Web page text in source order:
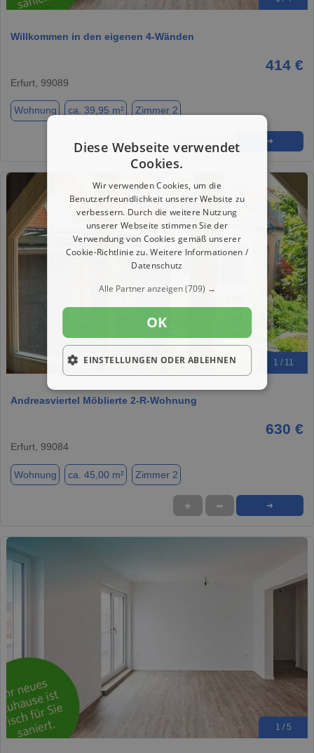
Willkommen in den eigenen 4-Wänden
414 €
Erfurt, 99089
Wohnung ca. 39,95 m² Zimmer 2
➜
1 / 11
Andreasviertel Möblierte 2-R-Wohnung
630 €
Erfurt, 99084
Wohnung ca. 45,00 m² Zimmer 2
★ ➦ ➜
1 / 5
Diese Webseite verwendet
Cookies.
Wir verwenden Cookies, um die
Benutzerfreundlichkeit unserer Website zu
verbessern. Durch die weitere Nutzung
unserer Webseite stimmen Sie der
Verwendung von Cookies gemäß unserer
Cookie-Richtlinie zu.Weitere Informationen /
Datenschutz
Alle Partner anzeigen(709) →
OK
EINSTELLUNGEN ODER ABLEHNEN